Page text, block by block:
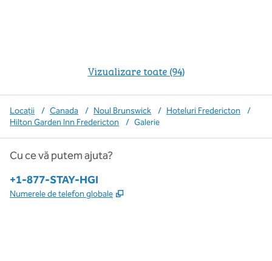
Vizualizare toate (94)
Locații / Canada / Noul Brunswick / Hoteluri Fredericton
/
Hilton Garden Inn Fredericton
/ Galerie
Cu ce vă putem ajuta?
Telefon:
+1-877-STAY-HGI
Numerele de telefon globale ,